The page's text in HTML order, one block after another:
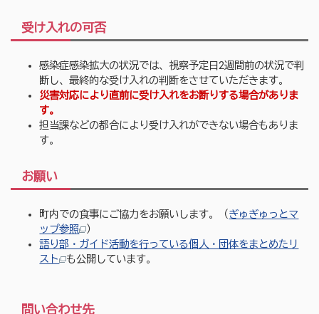
受け入れの可否
感染症感染拡大の状況では、視察予定日2週間前の状況で判
断し、最終的な受け入れの判断をさせていただきます。
災害対応により直前に受け入れをお断りする場合がありま
す。
担当課などの都合により受け入れができない場合もありま
す。
お願い
町内での食事にご協力をお願いします。（ぎゅぎゅっとマ
ップ参照
）
語り部・ガイド活動を行っている個人・団体をまとめたリ
スト
も公開しています。
問い合わせ先